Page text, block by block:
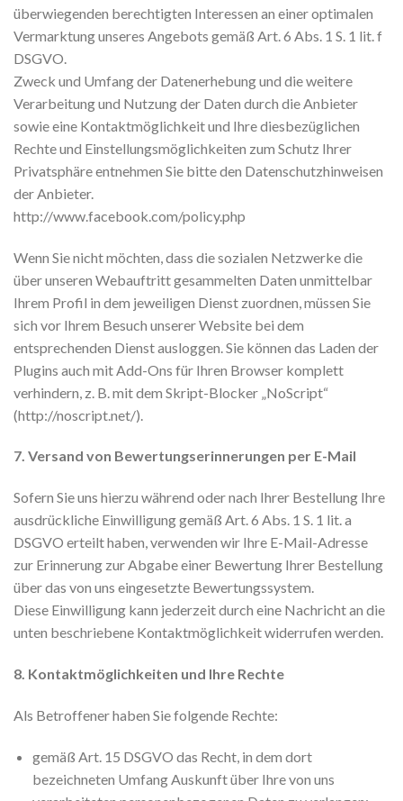
überwiegenden berechtigten Interessen an einer optimalen
Vermarktung unseres Angebots gemäß Art. 6 Abs. 1 S. 1 lit. f
DSGVO.
Zweck und Umfang der Datenerhebung und die weitere
Verarbeitung und Nutzung der Daten durch die Anbieter
sowie eine Kontaktmöglichkeit und Ihre diesbezüglichen
Rechte und Einstellungsmöglichkeiten zum Schutz Ihrer
Privatsphäre entnehmen Sie bitte den Datenschutzhinweisen
der Anbieter.
http://www.facebook.com/policy.php
Wenn Sie nicht möchten, dass die sozialen Netzwerke die
über unseren Webauftritt gesammelten Daten unmittelbar
Ihrem Profil in dem jeweiligen Dienst zuordnen, müssen Sie
sich vor Ihrem Besuch unserer Website bei dem
entsprechenden Dienst ausloggen. Sie können das Laden der
Plugins auch mit Add-Ons für Ihren Browser komplett
verhindern, z. B. mit dem Skript-Blocker „NoScript“
(http://noscript.net/).
7. Versand von Bewertungserinnerungen per E-Mail
Sofern Sie uns hierzu während oder nach Ihrer Bestellung Ihre
ausdrückliche Einwilligung gemäß Art. 6 Abs. 1 S. 1 lit. a
DSGVO erteilt haben, verwenden wir Ihre E-Mail-Adresse
zur Erinnerung zur Abgabe einer Bewertung Ihrer Bestellung
über das von uns eingesetzte Bewertungssystem.
Diese Einwilligung kann jederzeit durch eine Nachricht an die
unten beschriebene Kontaktmöglichkeit widerrufen werden.
8. Kontaktmöglichkeiten und Ihre Rechte
Als Betroffener haben Sie folgende Rechte:
gemäß Art. 15 DSGVO das Recht, in dem dort
bezeichneten Umfang Auskunft über Ihre von uns